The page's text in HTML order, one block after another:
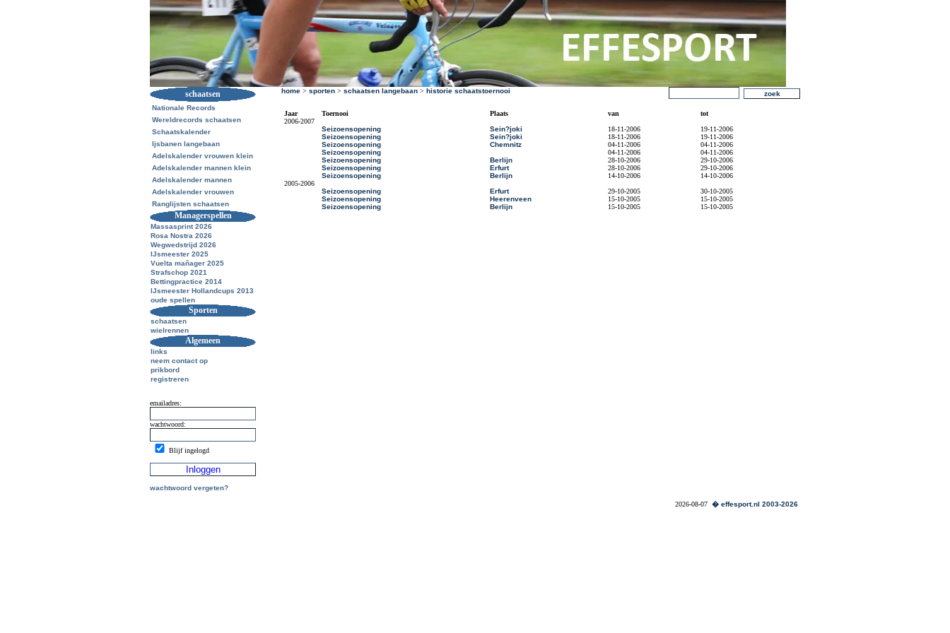
schaatsen
Nationale Records
Wereldrecords schaatsen
Schaatskalender
Ijsbanen langebaan
Adelskalender vrouwen klein
Adelskalender mannen klein
Adelskalender mannen
Adelskalender vrouwen
Ranglijsten schaatsen
Managerspellen
Massasprint 2026
Rosa Nostra 2026
Wegwedstrijd 2026
IJsmeester 2025
Vuelta mañager 2025
Strafschop 2021
Bettingpractice 2014
IJsmeester Hollandcups 2013
oude spellen
Sporten
schaatsen
wielrennen
Algemeen
links
neem contact op
prikbord
registreren
emailadres:
wachtwoord:
Blijf ingelogd
wachtwoord vergeten?
home > sporten > schaatsen langebaan > historie schaatstoernooi
Jaar Toernooi Plaats van
tot
2006-2007
Seizoensopening
Sein?joki 18-11-2006
19-11-2006
Seizoensopening
Sein?joki 18-11-2006
19-11-2006
Seizoensopening
Chemnitz 04-11-2006
04-11-2006
Seizoensopening
04-11-2006
04-11-2006
Seizoensopening
Berlijn 28-10-2006
29-10-2006
Seizoensopening
Erfurt 28-10-2006
29-10-2006
Seizoensopening
Berlijn 14-10-2006
14-10-2006
2005-2006
Seizoensopening
Erfurt 29-10-2005
30-10-2005
Seizoensopening
Heerenveen 15-10-2005
15-10-2005
Seizoensopening
Berlijn 15-10-2005 15-10-2005
2026-08-07 � effesport.nl 2003-2026